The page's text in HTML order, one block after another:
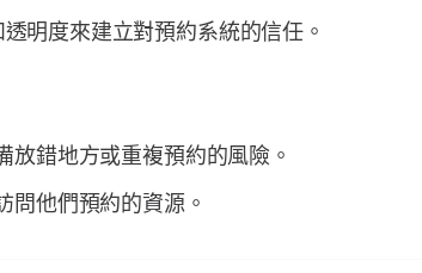
明度來建立對預約系統的信任。
放錯地方或重複預約的風險。
問他們預約的資源。